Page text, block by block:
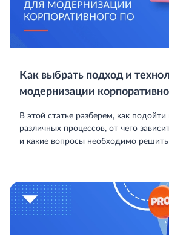
Как выбрать подход и
модернизации
В этой статье разберем, как
различных процессов, от чего
и какие вопросы необходимо решить